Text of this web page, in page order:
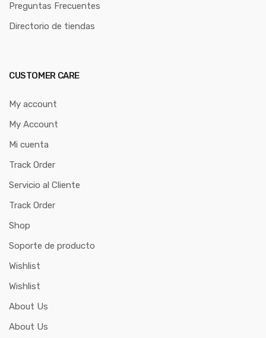
Preguntas Frecuentes
Directorio de tiendas
CUSTOMER CARE
My account
My Account
Mi cuenta
Track Order
Servicio al Cliente
Track Order
Shop
Soporte de producto
Wishlist
Wishlist
About Us
About Us